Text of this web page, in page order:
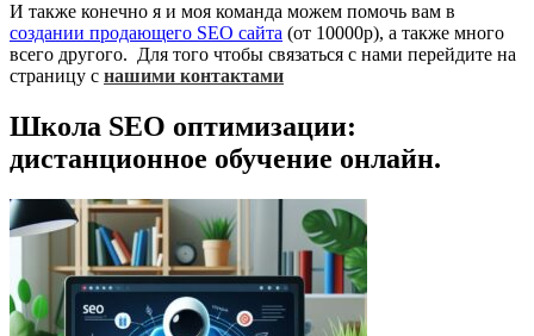
И также конечно я и моя команда можем помочь вам в
создании продающего SEO сайта (от 10000р), а также много
всего другого. Для того чтобы связаться с нами перейдите на
страницу с нашими контактами
Школа SEO оптимизации:
дистанционное обучение онлайн.